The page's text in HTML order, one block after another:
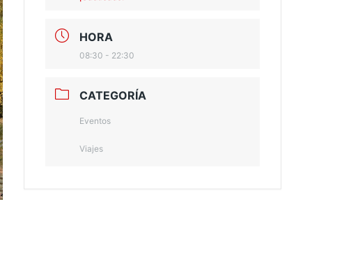
HORA
08:30 - 22:30
CATEGORÍA
Eventos
Viajes